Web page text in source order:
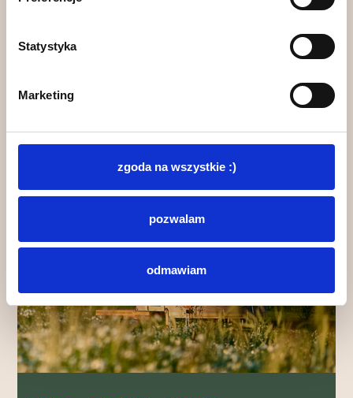
Statystyka
Marketing
zgoda na wszystkie :)
pozwalam
odmawiam
czytanie, spacery i odpoczynek we dwoje.